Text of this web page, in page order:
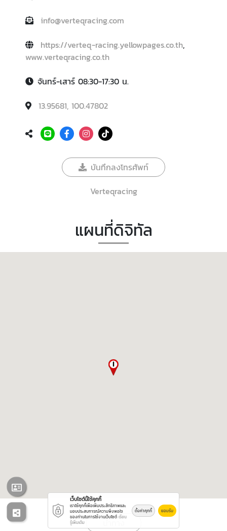
info@verteqracing.com
https://verteq-racing.yellowpages.co.th,
www.verteqracing.co.th
จันทร์-เสาร์ 08:30-17:30 น.
13.95681, 100.47802
บันทึกลงโทรศัพท์
Verteqracing
แผนที่ดิจิทัล
เว็บไซต์นี้ใช้คุกกี้
เราใช้คุกกี้เพื่อเพิ่มประสิทธิภาพและ
มอบประสบการณ์ความพึงพอใจ
ของท่านในการใช้งานเว็บไซต์ เรียน
รู้เพิ่มเติม
ตั้งค่าคุกกี้ ยอมรับ